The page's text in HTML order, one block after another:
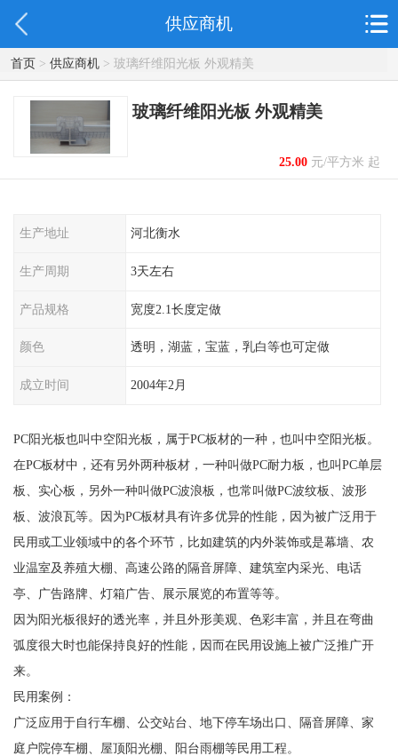
供应商机
首页> 供应商机> 玻璃纤维阳光板 外观精美
玻璃纤维阳光板 外观精美
25.00元/平方米 起
生产地址 河北衡水
生产周期 3天左右
产品规格 宽度2.1长度定做
颜色 透明，湖蓝，宝蓝，乳白等也可定做
成立时间 2004年2月
PC阳光板也叫中空阳光板，属于PC板材的一种，也叫中空阳光板。
在PC板材中，还有另外两种板材，一种叫做PC耐力板，也叫PC单层
板、实心板，另外一种叫做PC波浪板，也常叫做PC波纹板、波形
板、波浪瓦等。因为PC板材具有许多优异的性能，因为被广泛用于
民用或工业领域中的各个环节，比如建筑的内外装饰或是幕墙、农
业温室及养殖大棚、高速公路的隔音屏障、建筑室内采光、电话
亭、广告路牌、灯箱广告、展示展览的布置等等。
因为阳光板很好的透光率，并且外形美观、色彩丰富，并且在弯曲
弧度很大时也能保持良好的性能，因而在民用设施上被广泛推广开
来。
民用案例：
广泛应用于自行车棚、公交站台、地下停车场出口、隔音屏障、家
庭户院停车棚、屋顶阳光棚、阳台雨棚等民用工程。